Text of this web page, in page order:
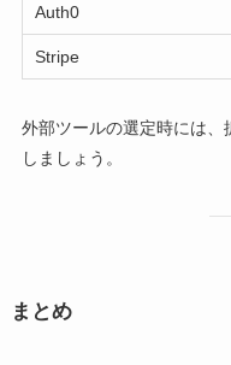
Auth0
Stripe
外部ツールの選定時には
しましょう。
まとめ